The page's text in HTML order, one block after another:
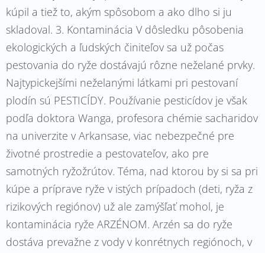
kúpil a tiež to, akým spôsobom a ako dlho si ju
skladoval. 3. Kontaminácia V dôsledku pôsobenia
ekologických a ľudských činiteľov sa už počas
pestovania do ryže dostávajú rôzne neželané prvky.
Najtypickejšími neželanými látkami pri pestovaní
plodín sú PESTICÍDY. Používanie pesticídov je však
podľa doktora Wanga, profesora chémie sacharidov
na univerzite v Arkansase, viac nebezpečné pre
životné prostredie a pestovateľov, ako pre
samotných ryžožrútov. Téma, nad ktorou by si sa pri
kúpe a príprave ryže v istých prípadoch (deti, ryža z
rizikových regiónov) už ale zamýšľať mohol, je
kontaminácia ryže ARZÉNOM. Arzén sa do ryže
dostáva prevažne z vody v konrétnych regiónoch, v